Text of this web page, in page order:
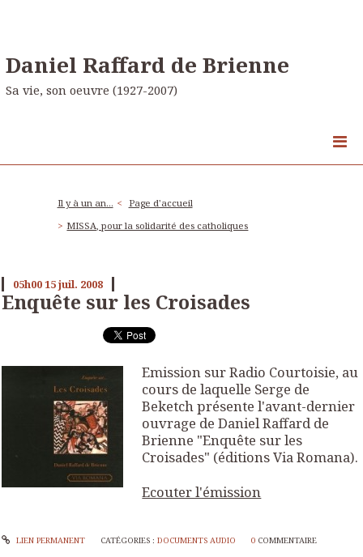
Daniel Raffard de Brienne
Sa vie, son oeuvre (1927-2007)
Il y à un an...
Page d'accueil
MISSA, pour la solidarité des catholiques
05h0015juil. 2008
Enquête sur les Croisades
Emission sur Radio Courtoisie, au
cours de laquelle Serge de
Beketch présente l'avant-dernier
ouvrage de Daniel Raffard de
Brienne "Enquête sur les
Croisades" (éditions Via Romana).
Ecouter l'émission
LIEN PERMANENT CATÉGORIES : DOCUMENTS AUDIO 0 COMMENTAIRE